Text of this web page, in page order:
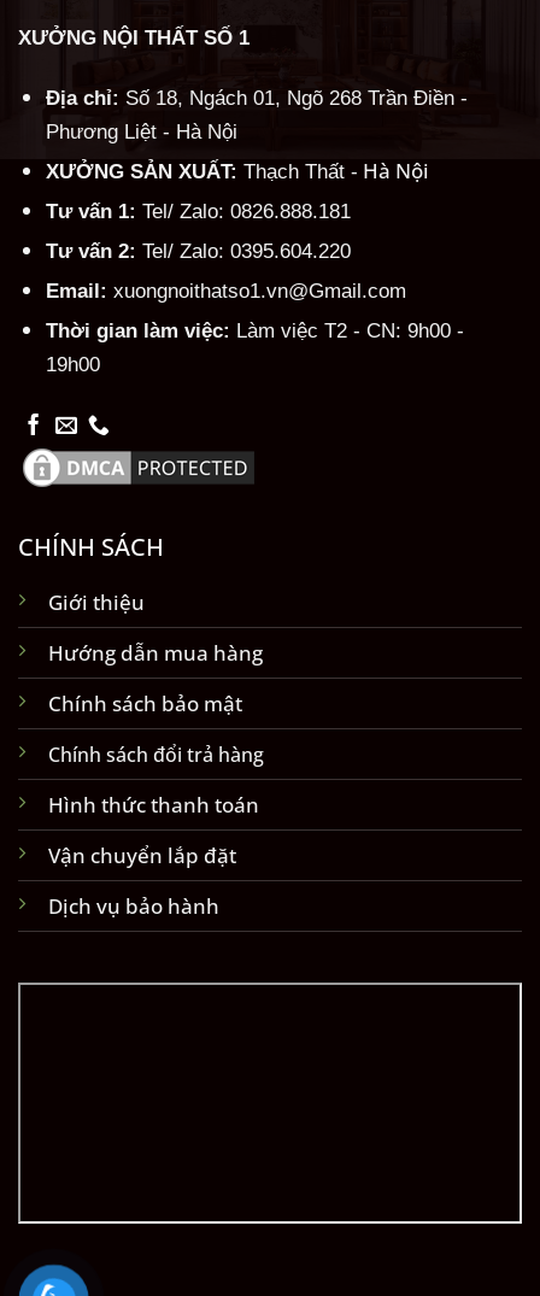
XƯỞNG NỘI THẤT SỐ 1
Địa chỉ: Số 18, Ngách 01, Ngõ 268 Trần Điền -
Phương Liệt - Hà Nội
XƯỞNG SẢN XUẤT: Thạch Thất - Hà Nội
Tư vấn 1: Tel/ Zalo: 0826.888.181
Tư vấn 2: Tel/ Zalo: 0395.604.220
Email: xuongnoithatso1.vn@Gmail.com
Thời gian làm việc: Làm việc T2 - CN: 9h00 -
19h00
CHÍNH SÁCH
Giới thiệu
Hướng dẫn mua hàng
Chính sách bảo mật
Chính sách đổi trả hàng
Hình thức thanh toán
Vận chuyển lắp đặt
Dịch vụ bảo hành